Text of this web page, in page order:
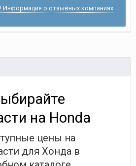
Информация о отзывных компаниях
на Honda
цены на
для Хонда в